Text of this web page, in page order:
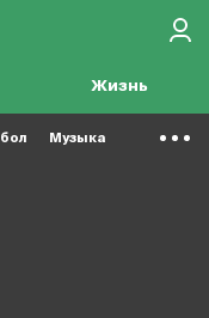
Жизнь
Музыка